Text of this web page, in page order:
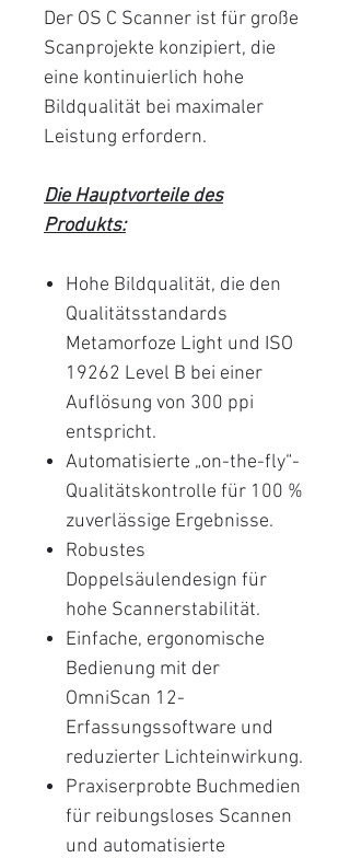
Der OS C Scanner ist für große
Scanprojekte konzipiert, die
eine kontinuierlich hohe
Bildqualität bei maximaler
Leistung erfordern.
Die Hauptvorteile des
Produkts:
Hohe Bildqualität, die den
Qualitätsstandards
Metamorfoze Light und ISO
19262 Level B bei einer
Auflösung von 300 ppi
entspricht.
Automatisierte „on-the-fly“-
Qualitätskontrolle für 100 %
zuverlässige Ergebnisse.
Robustes
Doppelsäulendesign für
hohe Scannerstabilität.
Einfache, ergonomische
Bedienung mit der
OmniScan 12-
Erfassungssoftware und
reduzierter Lichteinwirkung.
Praxiserprobte Buchmedien
für reibungsloses Scannen
und automatisierte